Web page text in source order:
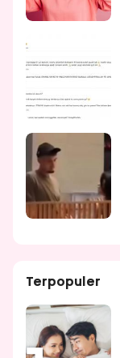
Terpopuler